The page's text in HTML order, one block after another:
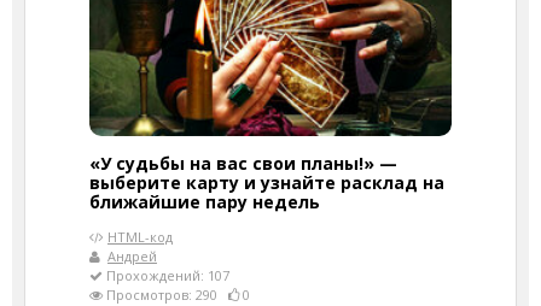
«У судьбы на вас свои планы!» —
выберите карту и узнайте расклад на
ближайшие пару недель
HTML-код
Андрей
Прохождений: 107
Просмотров: 290
0